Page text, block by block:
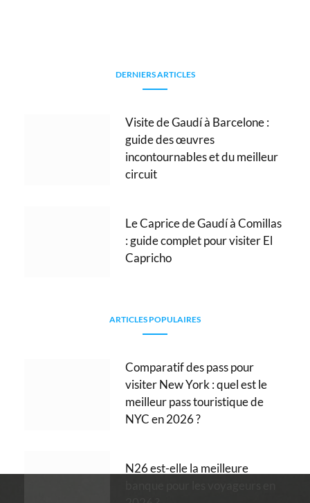
DERNIERS ARTICLES
Visite de Gaudí à Barcelone :
guide des œuvres
incontournables et du meilleur
circuit
Le Caprice de Gaudí à Comillas
: guide complet pour visiter El
Capricho
ARTICLES POPULAIRES
Comparatif des pass pour
visiter New York : quel est le
meilleur pass touristique de
NYC en 2026 ?
N26 est-elle la meilleure